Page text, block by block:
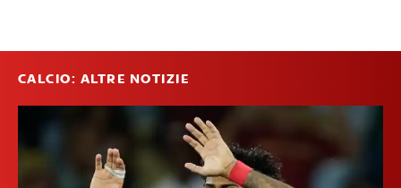
CALCIO: ALTRE NOTIZIE